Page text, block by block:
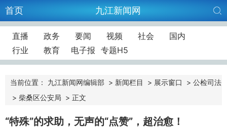
首页 九江新闻网
直播 政务 要闻 视频 社会
国内
行业
教育 电子报 专题H5
当前位置： 九江新闻网编辑部 > 新闻栏目 > 展示窗口 > 公检司法
> 柴桑区公安局 > 正文
“特殊”的求助，无声的“点赞”，超治愈！